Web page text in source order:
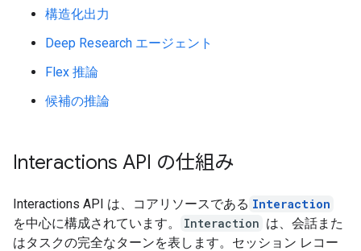
構造化出力
Deep Research エージェント
Flex 推論
候補の推論
Interactions API の仕組み
Interactions API は、コアリソースである Interaction
を中心に構成されています。
Interaction は、会話また
はタスクの完全なターンを表します。セッション レコー